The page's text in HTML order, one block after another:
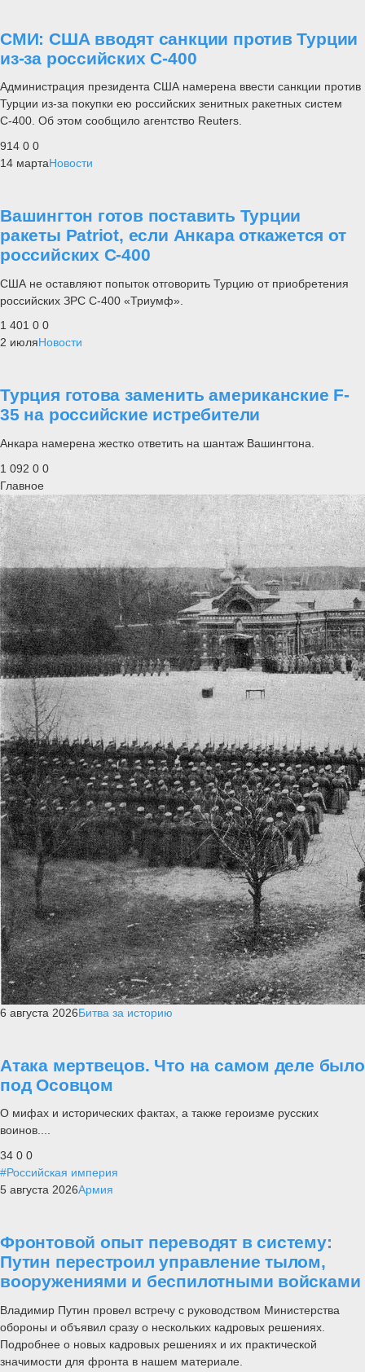
СМИ: США вводят санкции против Турции
из-за российских С-400
Администрация президента США намерена ввести санкции против
Турции из-за покупки ею российских зенитных ракетных систем
С-400. Об этом сообщило агентство Reuters.
914 0 0
14 мартаНовости
Вашингтон готов поставить Турции
ракеты Patriot, если Анкара откажется от
российских С-400
США не оставляют попыток отговорить Турцию от приобретения
российских ЗРС С-400 «Триумф».
1 401 0 0
2 июляНовости
Турция готова заменить американские F-
35 на российские истребители
Анкара намерена жестко ответить на шантаж Вашингтона.
1 092 0 0
Главное
6 августа 2026Битва за историю
Атака мертвецов. Что на самом деле было
под Осовцом
О мифах и исторических фактах, а также героизме русских
воинов....
34 0 0
#Российская империя
5 августа 2026Армия
Фронтовой опыт переводят в систему:
Путин перестроил управление тылом,
вооружениями и беспилотными войсками
Владимир Путин провел встречу с руководством Министерства
обороны и объявил сразу о нескольких кадровых решениях.
Подробнее о новых кадровых решениях и их практической
значимости для фронта в нашем материале.